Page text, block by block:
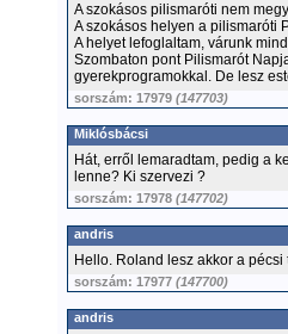
A szokásos pilismaróti nem
A szokásos helyen a pilismaróti
A helyet lefoglaltam, várunk
Szombaton pont Pilismarót
gyerekprogramokkal. De lesz
sorszám: 17979 (147703)
Miklósbácsi
Hát, erről lemaradtam, pedig a
lenne? Ki szervezi ?
sorszám: 17978 (147702)
andris
Hello. Roland lesz akkor a
sorszám: 17977 (147700)
andris